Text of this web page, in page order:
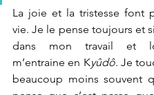
La joie et la tristesse font
vie. Je le pense toujours et
dans mon travail et
m’entraine en Kyûdô. Je
beaucoup moins souvent